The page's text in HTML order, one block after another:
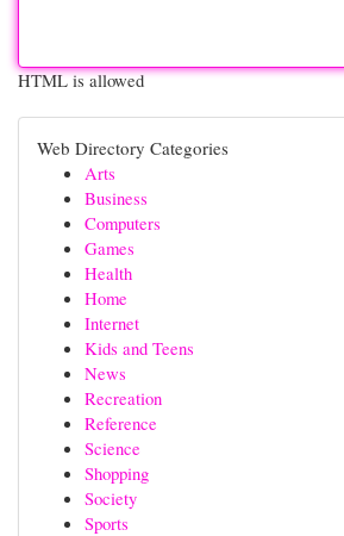
HTML is allowed
Web Directory Categories
Arts
Business
Computers
Games
Health
Home
Internet
Kids and Teens
News
Recreation
Reference
Science
Shopping
Society
Sports